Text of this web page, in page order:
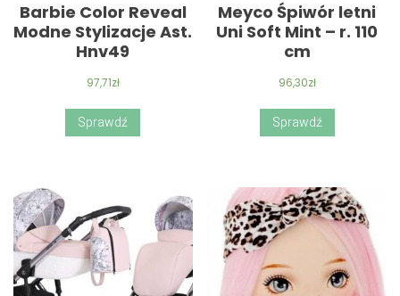
Barbie Color Reveal
Modne Stylizacje Ast.
Hnv49
97,71zł
Sprawdź
Meyco Śpiwór letni
Uni Soft Mint – r. 110
cm
96,30zł
Sprawdź